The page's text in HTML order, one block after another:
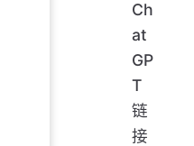
Ch
at
GP
T
链
接